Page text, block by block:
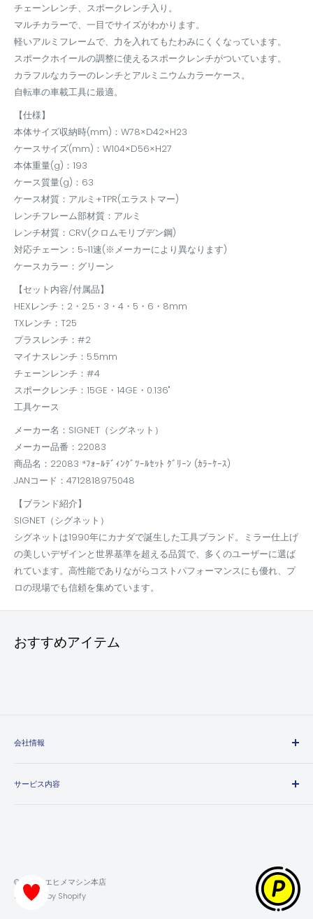
チェーンレンチ、スポークレンチ入り。
マルチカラーで、一目でサイズがわかります。
軽いアルミフレームで、力を入れてもたわみにくくなっています。
スポークホイールの調整に使えるスポークレンチがついています。
カラフルなカラーのレンチとアルミニウムカラーケース。
自転車の車載工具に最適。
【仕様】
本体サイズ収納時(mm)：W78×D42×H23
ケースサイズ(mm)：W104×D56×H27
本体重量(g)：193
ケース質量(g)：63
ケース材質：アルミ+TPR(エラストマー)
レンチフレーム部材質：アルミ
レンチ材質：CRV(クロムモリブデン鋼)
対応チェーン：5~11速(※メーカーにより異なります)
ケースカラー：グリーン
【セット内容/付属品】
HEXレンチ：2・2.5・3・4・5・6・8mm
TXレンチ：T25
プラスレンチ：#2
マイナスレンチ：5.5mm
チェーンレンチ：#4
スポークレンチ：15GE・14GE・0.136"
工具ケース
メーカー名：SIGNET（シグネット）
メーカー品番：22083
商品名：22083 *ﾌｫｰﾙﾃﾞｨﾝｸﾞﾂｰﾙｾｯﾄ ｸﾞﾘｰﾝ (ｶﾗｰｹｰｽ)
JANコード：4712818975048
【ブランド紹介】
SIGNET（シグネット）
シグネットは1990年にカナダで誕生した工具ブランド。ミラー仕上げ
の美しいデザインと世界基準を超える品質で、多くのユーザーに選ば
れています。高性能でありながらコストパフォーマンスにも優れ、プ
ロの現場でも信頼を集めています。
おすすめアイテム
会社情報
会社概要
サービス内容
ポイントの獲得・利用方法について
© 2026 エヒメマシン本店
Powered by Shopify